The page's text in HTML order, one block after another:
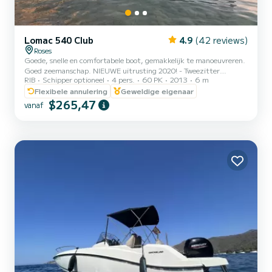
Lomac 540 Club 4.9 (42 reviews)
Roses
Goede, snelle en comfortabele boot, gemakkelijk te manoeuvreren.
Goed zeemanschap. NIEUWE uitrusting 2020! - Tweezitter
pilotenstoel "Orange Marine" - Navigatielicht door
cockpitbediening - Bimini 2m20 zonwering - Calibre Hifi
Radiostation met maritieme luidspreker 180 w
RIB Schipper optioneel 4 pers. 60 PK 2013
6 m
Flexibele annulering
Geweldige eigenaar
vanaf $265,47